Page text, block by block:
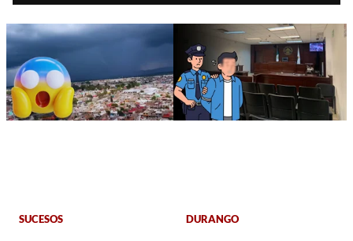
SUCESOS DURANGO